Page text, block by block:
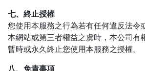
七、終止授權
您使用本服務之行為若有任何違反法令
本網站或第三者權益之虞時，本公司有
暫時或永久終止您使用本服務之授權。
八、免責事項